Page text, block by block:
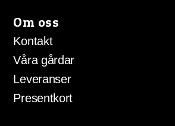
Om oss
Kontakt
Våra gårdar
Leveranser
Presentkort